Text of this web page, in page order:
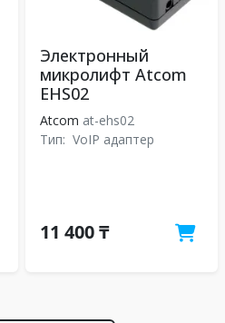
Электронный
микролифт Atcom
EHS02
Atcom at-ehs02
Тип: VoIP адаптер
11 400 ₸